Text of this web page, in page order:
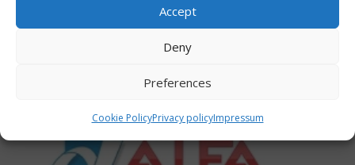
Accept
Deny
Preferences
Cookie PolicyPrivacy policyImpressum